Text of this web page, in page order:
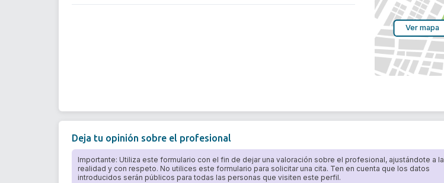
Ver mapa
Deja tu opinión sobre el profesional
Importante: Utiliza este formulario con el fin de dejar una valoración sobre el profesional, ajustándote a la
realidad y con respeto. No utilices este formulario para solicitar una cita. Ten en cuenta que los datos
introducidos serán públicos para todas las personas que visiten este perfil.